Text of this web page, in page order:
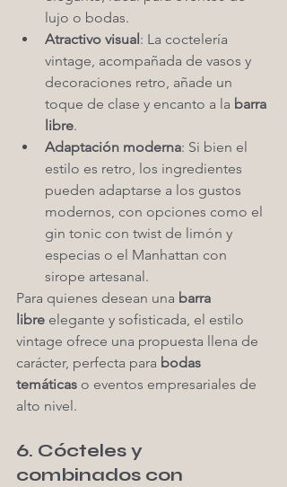
lujo o bodas.
Atractivo visual: La coctelería
vintage, acompañada de vasos y
decoraciones retro, añade un
toque de clase y encanto a la barra
libre.
Adaptación moderna: Si bien el
estilo es retro, los ingredientes
pueden adaptarse a los gustos
modernos, con opciones como el
gin tonic con twist de limón y
especias o el Manhattan con
sirope artesanal.
Para quienes desean una barra
libre elegante y sofisticada, el estilo
vintage ofrece una propuesta llena de
carácter, perfecta para bodas
temáticas o eventos empresariales de
alto nivel.
6. Cócteles y
combinados con